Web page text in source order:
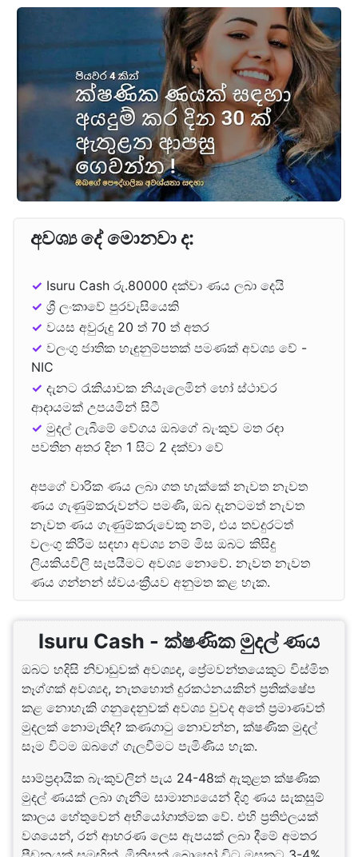
අවශ්‍ය දේ මොනවා ද:
✓ Isuru Cash රු.80000 දක්වා ණය ලබා දෙයි
✓ ශ්‍රී ලංකාවේ පුරවැසියෙකි
✓ වයස අවුරුදු 20 ත් 70 ත් අතර
✓ වලංගු ජාතික හැඳුනුම්පතක් පමණක් අවශ්‍ය වේ -
NIC
✓ දැනට රැකියාවක නියැලෙමින් හෝ ස්ථාවර
ආදායමක් උපයමින් සිටී
✓ මුදල් ලැබීමේ වේගය ඔබගේ බැංකුව මත රඳා
පවතින අතර දින 1 සිට 2 දක්වා වේ
අපගේ වාරික ණය ලබා ගත හැක්කේ නැවත නැවත
ණය ගැණුම්කරුවන්ට පමණි, ඔබ දැනටමත් නැවත
නැවත ණය ගැණුම්කරුවෙකු නම්, එය තවදුරටත්
වලංගු කිරීම සඳහා අවශ්‍ය නම් මිස ඔබට කිසිදු
ලියකියවිලි සැපයීමට අවශ්‍ය නොවේ. නැවත නැවත
ණය ගන්නන් ස්වයංක්‍රීයව අනුමත කළ හැක.
Isuru Cash - ක්ෂණික මුදල් ණය
ඔබට හදිසි නිවාඩුවක් අවශ්‍යද, ප්‍රේමවන්තයෙකුට විස්මිත
තෑග්ගක් අවශ්‍යද, නැතහොත් දුරකථනයකින් ප්‍රතික්ෂේප
කළ නොහැකි ගනුදෙනුවක් අවශ්‍ය වුවද අතේ ප්‍රමාණවත්
මුදලක් නොමැතිද? කණගාටු නොවන්න, ක්ෂණික මුදල්
සෑම විටම ඔබගේ ගැලවීමට පැමිණිය හැක.
සාම්ප්‍රදායික බැංකුවලින් පැය 24-48ක් ඇතුළත ක්ෂණික
මුදල් ණයක් ලබා ගැනීම සාමාන්‍යයෙන් දිගු ණය සැකසුම්
කාලය හේතුවෙන් අභියෝගාත්මක වේ. එහි ප්‍රතිඵලයක්
වශයෙන්, රන් ආභරණ ලෙස ඇපයක් ලබා දීමේ අමතර